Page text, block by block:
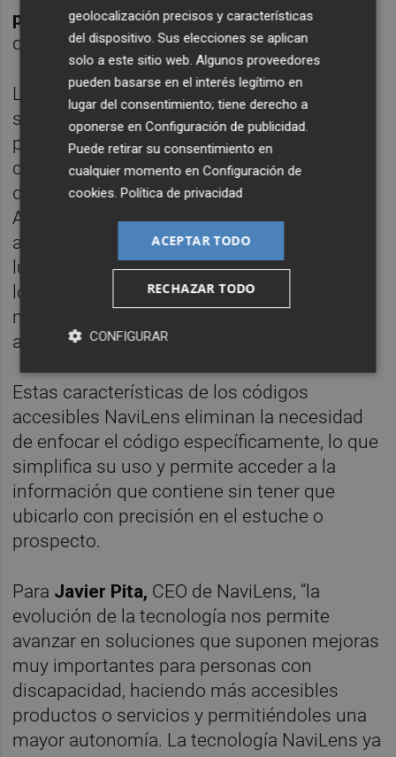
productos sanitarios y soluciones de
que pone a disposición de los pacientes.
Los códigos QR Accesibles NaviLens son
similares a los códigos QR tradicionales,
pero están diseñados con alta tecnología y
colores de alto contraste para facilitar su
detección por personas con baja visión.
Además, pueden ser detectados desde una
amplia gama de ángulos y condiciones de
luz, lo que permite que la cámara del móvil
los escanee fácilmente, incluso en
movimiento, haciendo que también sean
accesibles para personas con ceguera.
Estas características de los códigos
accesibles NaviLens eliminan la necesidad
de enfocar el código específicamente, lo que
simplifica su uso y permite acceder a la
información que contiene sin tener que
ubicarlo con precisión en el estuche o
prospecto.
Para Javier Pita, CEO de NaviLens, “la
evolución de la tecnología nos permite
avanzar en soluciones que suponen mejoras
muy importantes para personas con
discapacidad, haciendo más accesibles
productos o servicios y permitiéndoles una
mayor autonomía. La tecnología NaviLens ya
geolocalización precisos y características
del dispositivo. Sus elecciones se aplican
solo a este sitio web. Algunos proveedores
pueden basarse en el interés legítimo en
lugar del consentimiento; tiene derecho a
oponerse enConfiguración de publicidad.
Puede retirar su consentimiento en
cualquier momento enConfiguración de
cookies.Política de privacidad
ACEPTAR TODO
RECHAZAR TODO
CONFIGURAR